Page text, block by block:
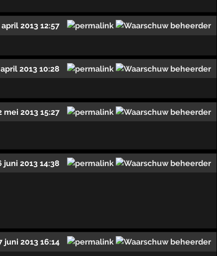
april 2013 12:57
2013 10:28
mei 2013 15:27
juni 2013 14:38
juni 2013 16:14